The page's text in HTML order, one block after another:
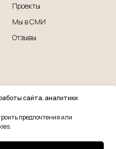
сайта, аналитики
предпочтения или
Проекты
Мы в СМИ
Отзывы
Политика